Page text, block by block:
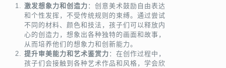
激发想象力和创造力 ：创意美术鼓励自由表达
和个性发挥，不受传统规则的束缚。通过尝试
不同的材料、颜色和技法，孩子们可以释放内
心的创造力，想象出各种独特的画面和故事，
从而培养他们的想象力和创新能力。
提升审美能力和艺术鉴赏力 ：在创作过程中，
孩子们会接触到各种艺术作品和风格，学会欣